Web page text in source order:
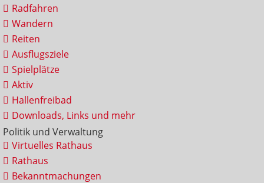
Radfahren
Wandern
Reiten
Ausflugsziele
Spielplätze
Aktiv
Hallenfreibad
Downloads, Links und mehr
Politik und Verwaltung
Virtuelles Rathaus
Rathaus
Bekanntmachungen